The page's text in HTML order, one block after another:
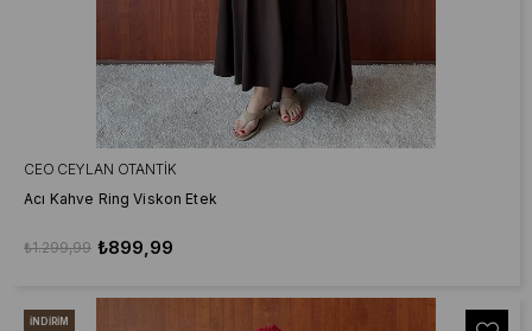
CEO CEYLAN OTANTIK
Acı Kahve Ring Viskon Etek
₺899,99
₺1.299,99
İNDIRIM